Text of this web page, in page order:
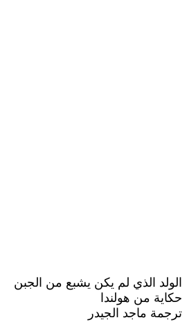
الولد الذي لم يكن يشبع من الجبن
حكاية من هولندا
ترجمة ماجد الجيدر